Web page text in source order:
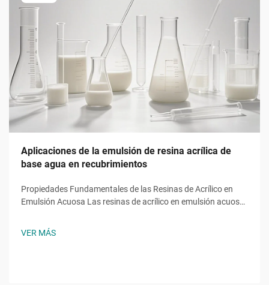
Aplicaciones de la emulsión de resina acrílica de
base agua en recubrimientos
Propiedades Fundamentales de las Resinas de Acrílico en
Emulsión Acuosa Las resinas de acrílico en emulsión acuosa
específicos, como el acrilato de 2-etilhexilo (2EHA). Este
VER MÁS